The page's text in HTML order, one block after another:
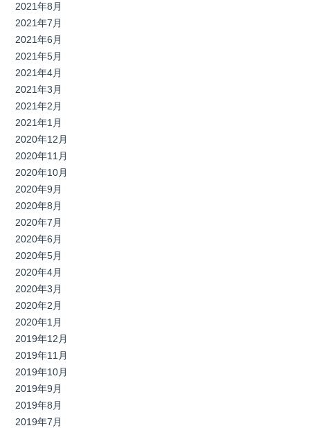
2021年8月
2021年7月
2021年6月
2021年5月
2021年4月
2021年3月
2021年2月
2021年1月
2020年12月
2020年11月
2020年10月
2020年9月
2020年8月
2020年7月
2020年6月
2020年5月
2020年4月
2020年3月
2020年2月
2020年1月
2019年12月
2019年11月
2019年10月
2019年9月
2019年8月
2019年7月